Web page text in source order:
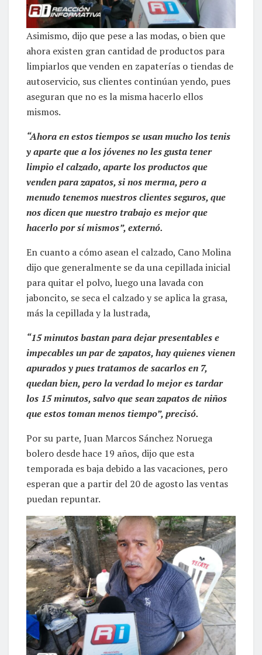
Asimismo, dijo que pese a las modas, o bien que
ahora existen gran cantidad de productos para
limpiarlos que venden en zapaterías o tiendas de
autoservicio, sus clientes continúan yendo, pues
aseguran que no es la misma hacerlo ellos
mismos.
“Ahora en estos tiempos se usan mucho los tenis
y aparte que a los jóvenes no les gusta tener
limpio el calzado, aparte los productos que
venden para zapatos, si nos merma, pero a
menudo tenemos nuestros clientes seguros, que
nos dicen que nuestro trabajo es mejor que
hacerlo por sí mismos”, externó.
En cuanto a cómo asean el calzado, Cano Molina
dijo que generalmente se da una cepillada inicial
para quitar el polvo, luego una lavada con
jaboncito, se seca el calzado y se aplica la grasa,
más la cepillada y la lustrada,
“15 minutos bastan para dejar presentables e
impecables un par de zapatos, hay quienes vienen
apurados y pues tratamos de sacarlos en 7,
quedan bien, pero la verdad lo mejor es tardar
los 15 minutos, salvo que sean zapatos de niños
que estos toman menos tiempo”, precisó.
Por su parte, Juan Marcos Sánchez Noruega
bolero desde hace 19 años, dijo que esta
temporada es baja debido a las vacaciones, pero
esperan que a partir del 20 de agosto las ventas
puedan repuntar.